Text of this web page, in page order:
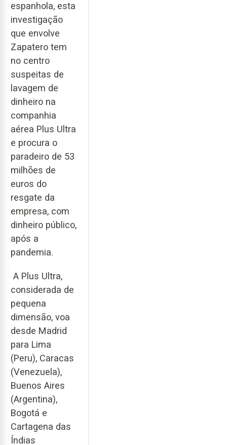
espanhola, esta
investigação
que envolve
Zapatero tem
no centro
suspeitas de
lavagem de
dinheiro na
companhia
aérea Plus Ultra
e procura o
paradeiro de 53
milhões de
euros do
resgate da
empresa, com
dinheiro público,
após a
pandemia.
A Plus Ultra,
considerada de
pequena
dimensão, voa
desde Madrid
para Lima
(Peru), Caracas
(Venezuela),
Buenos Aires
(Argentina),
Bogotá e
Cartagena das
Índias